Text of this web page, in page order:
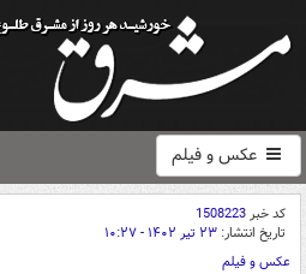
عکس و فیلم
کد خبر1508223
تاریخ انتشار: ۲۳ تیر ۱۴۰۲ - ۱۰:۲۷
عکس و فیلم